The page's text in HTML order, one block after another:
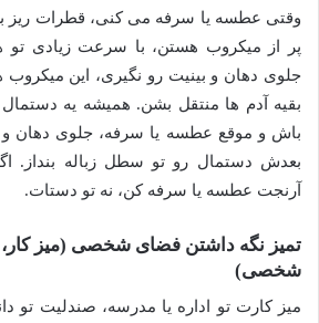
وقتی عطسه یا سرفه می کنی، قطرات ریز
پر از میکروب هستن، با سرعت زیادی
جلوی دهان و بینیت رو نگیری، این میکروب
بقیه آدم ها منتقل بشن. همیشه یه
باش و موقع عطسه یا سرفه، جلوی دهان و
بعدش دستمال رو تو سطل زباله بنداز.
آرنجت عطسه یا سرفه کن، نه تو دستات.
تمیز نگه داشتن فضای شخصی (میز کار،
شخصی)
میز کارت تو اداره یا مدرسه، صندلیت تو